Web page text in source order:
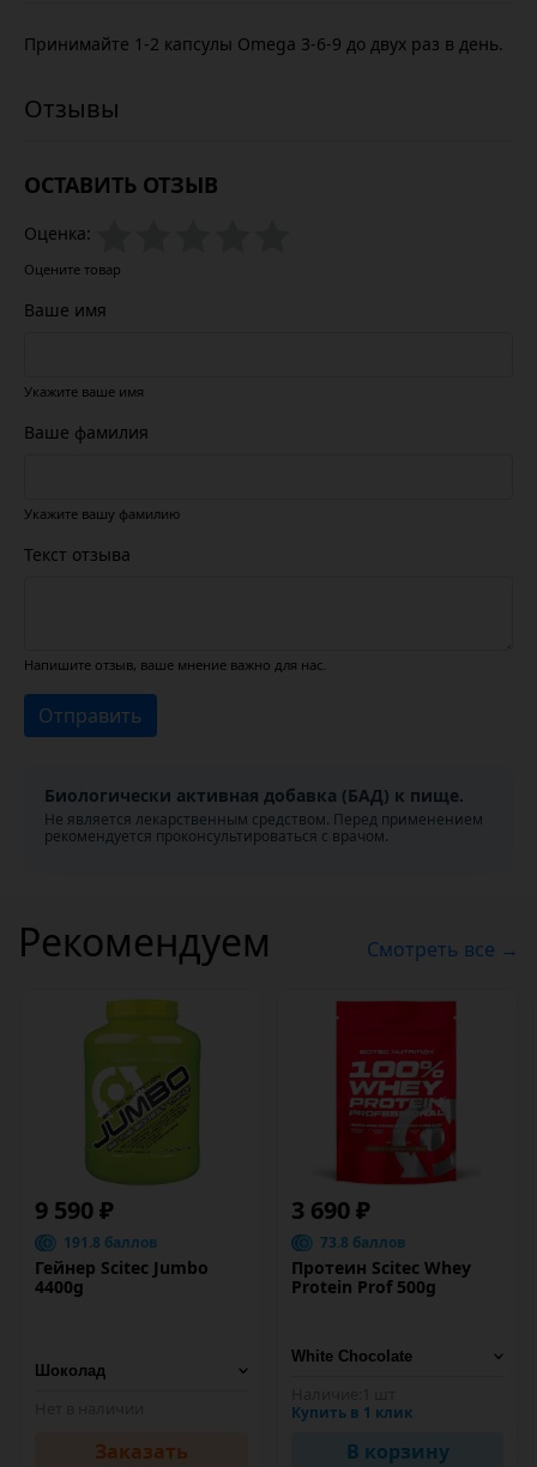
Принимайте 1-2 капсулы Omega 3-6-9 до двух раз в день.
ОСТАВИТЬ ОТЗЫВ
Оценка:
Оцените товар
Ваше имя
Укажите ваше имя
Ваше фамилия
Укажите вашу фамилию
Текст отзыва
Напишите отзыв, ваше мнение важно для нас.
Отправить
Биологически активная добавка (БАД) к пище.
Не является лекарственным средством. Перед применением
рекомендуется проконсультироваться с врачом.
Рекомендуем Смотреть все →
9 590 ₽
191.8 баллов
Гейнер Scitec Jumbo
4400g
Заказать
3 690 ₽
73.8 баллов
Протеин Scitec Whey
Protein Prof 500g
Купить в 1 клик
В корзину